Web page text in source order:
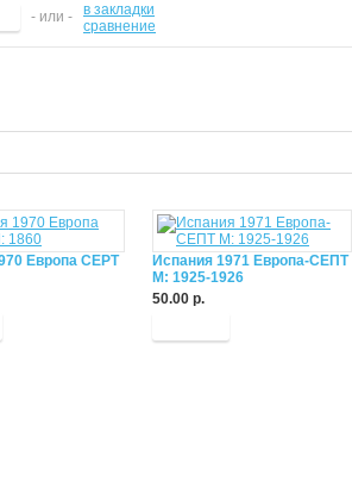
- или -
в закладки
сравнение
Европа СЕРТ
Испания 1971 Европа-СЕПТ
М: 1925-1926
50.00 р.